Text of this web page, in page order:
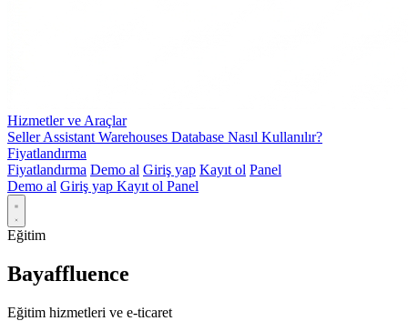
Hizmetler ve Araçlar
Seller Assistant Warehouses Database Nasıl Kullanılır?
Fiyatlandırma
Fiyatlandırma Demo al Giriş yap Kayıt ol Panel
Demo al Giriş yap Kayıt ol Panel
Eğitim
Bayaffluence
Eğitim hizmetleri ve e-ticaret